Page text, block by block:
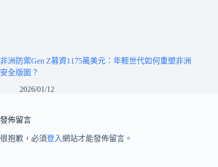
非洲防禦Gen Z募資1175萬美元：年輕世代如何重塑非洲
安全版圖？
2026/01/12
發佈留言
很抱歉，必須登入網站才能發佈留言。